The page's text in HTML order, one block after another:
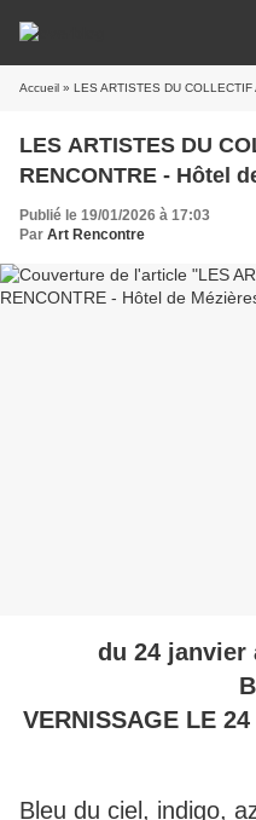
Accueil » LES ARTISTES DU
LES ARTISTES DU
RENCONTRE - Hôtel
Publié le 19/01/2026 à 17:03
Par Art Rencontre
du 24 janvier
VERNISSAGE LE
Bleu du ciel, indigo,